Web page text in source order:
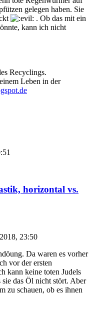
gelegen haben. Sie
. Ob das mit ein
kann ich nicht
Recyclings.
Leben in der
horizontal vs.
23:50
Da waren es vorher
vor der ersten
kann keine toten Judels
sie das Öl nicht stört. Aber
zu schauen, ob es ihnen